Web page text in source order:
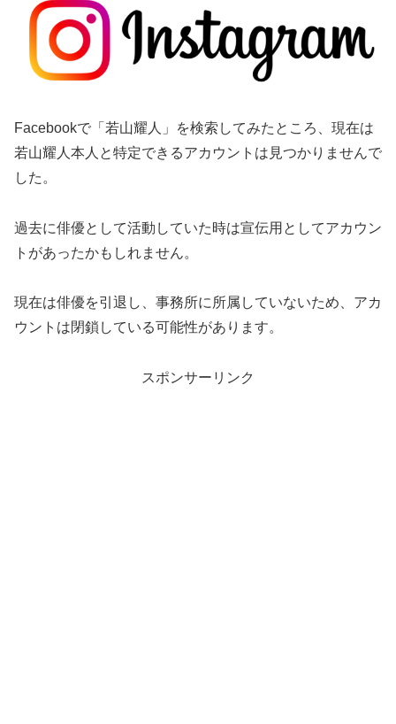
Facebookで「若山耀人」を検索してみたところ、現在は
若山耀人本人と特定できるアカウントは見つかりませんで
した。
過去に俳優として活動していた時は宣伝用としてアカウン
トがあったかもしれません。
現在は俳優を引退し、事務所に所属していないため、アカ
ウントは閉鎖している可能性があります。
スポンサーリンク